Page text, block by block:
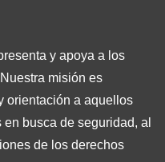
y apoya a los
misión es
orientación a aquellos
busca de seguridad, al
de los derechos